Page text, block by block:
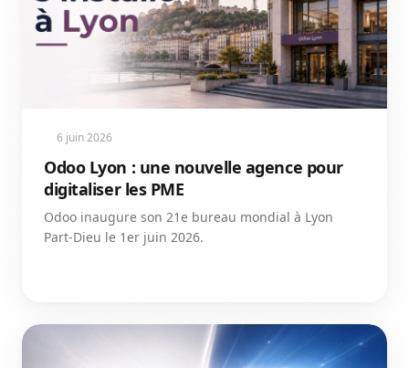
6 juin 2026
Odoo Lyon : une nouvelle agence pour
digitaliser les PME
Odoo inaugure son 21e bureau mondial à Lyon
Part-Dieu le 1er juin 2026.